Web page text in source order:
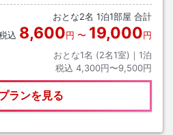
いたします。
おとな2名 1泊1部屋 合計
込 8,600円 〜 19,000円
おとな1名 (2名1室)｜ 1泊
税込 4,300円〜9,500円
ランを見る